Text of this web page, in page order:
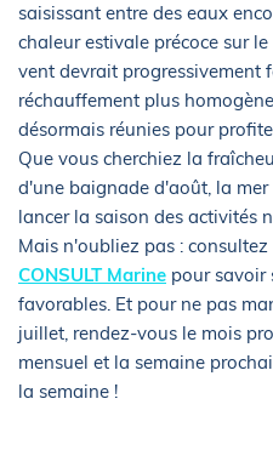
saisissant entre des eaux
chaleur estivale précoce sur
vent devrait progressivement
réchauffement plus
désormais réunies pour
Que vous cherchiez la
d'une baignade d'août, la
lancer la saison des activités
Mais n'oubliez pas :
CONSULT Marine pour savoir
favorables. Et pour ne pas
juillet, rendez-vous le mois
mensuel et la semaine
la semaine !